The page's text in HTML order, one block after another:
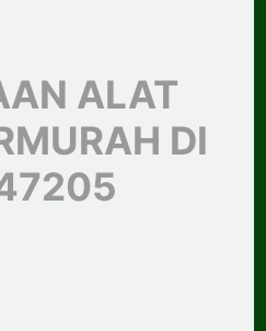
ALAT
DI